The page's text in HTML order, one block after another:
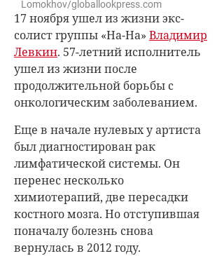
Lomokhov/globallookpress.com
17 ноября ушел из жизни экс-
солист группы «На-На» Владимир
Левкин. 57-летний исполнитель
ушел из жизни после
продолжительной борьбы с
онкологическим заболеванием.
Еще в начале нулевых у артиста
был диагностирован рак
лимфатической системы. Он
перенес несколько
химиотерапий, две пересадки
костного мозга. Но отступившая
поначалу болезнь снова
вернулась в 2012 году.